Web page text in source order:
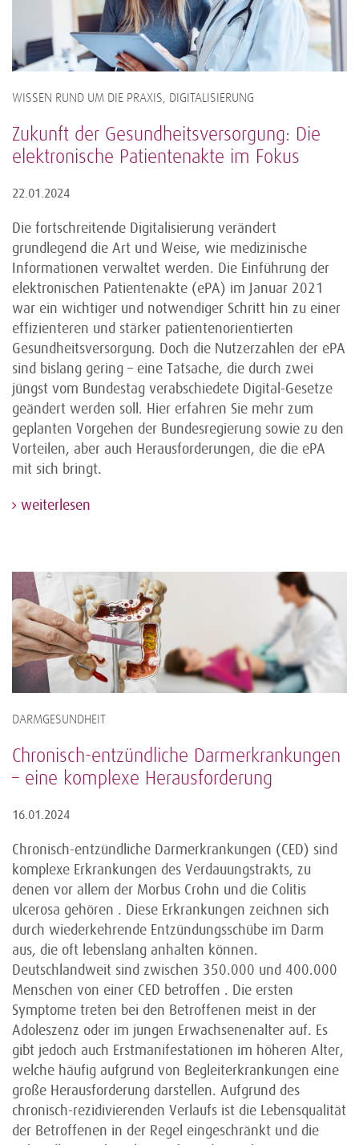
WISSEN RUND UM DIE PRAXIS, DIGITALISIERUNG
Zukunft der Gesundheitsversorgung: Die
elektronische Patientenakte im Fokus
22.01.2024
Die fortschreitende Digitalisierung verändert
grundlegend die Art und Weise, wie medizinische
Informationen verwaltet werden. Die Einführung der
elektronischen Patientenakte (ePA) im Januar 2021
war ein wichtiger und notwendiger Schritt hin zu einer
effizienteren und stärker patientenorientierten
Gesundheitsversorgung. Doch die Nutzerzahlen der ePA
sind bislang gering – eine Tatsache, die durch zwei
jüngst vom Bundestag verabschiedete Digital-Gesetze
geändert werden soll. Hier erfahren Sie mehr zum
geplanten Vorgehen der Bundesregierung sowie zu den
Vorteilen, aber auch Herausforderungen, die die ePA
mit sich bringt.
weiterlesen
DARMGESUNDHEIT
Chronisch-entzündliche Darmerkrankungen
– eine komplexe Herausforderung
16.01.2024
Chronisch-entzündliche Darmerkrankungen (CED) sind
komplexe Erkrankungen des Verdauungstrakts, zu
denen vor allem der Morbus Crohn und die Colitis
ulcerosa gehören . Diese Erkrankungen zeichnen sich
durch wiederkehrende Entzündungsschübe im Darm
aus, die oft lebenslang anhalten können.
Deutschlandweit sind zwischen 350.000 und 400.000
Menschen von einer CED betroffen . Die ersten
Symptome treten bei den Betroffenen meist in der
Adoleszenz oder im jungen Erwachsenenalter auf. Es
gibt jedoch auch Erstmanifestationen im höheren Alter,
welche häufig aufgrund von Begleiterkrankungen eine
große Herausforderung darstellen. Aufgrund des
chronisch-rezidivierenden Verlaufs ist die Lebensqualität
der Betroffenen in der Regel eingeschränkt und die